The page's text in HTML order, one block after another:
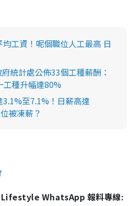
工資！呢個職位人工最高 日
統計處公佈33個工種薪酬：
工種升幅達80%
至7.1%！日薪高達
被凍薪？
Lifestyle WhatsApp 報料專線: